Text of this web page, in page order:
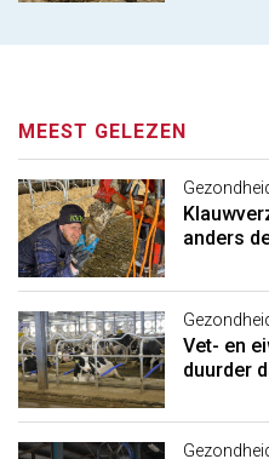
MEEST GELEZEN
anders
Vet- en
duurder